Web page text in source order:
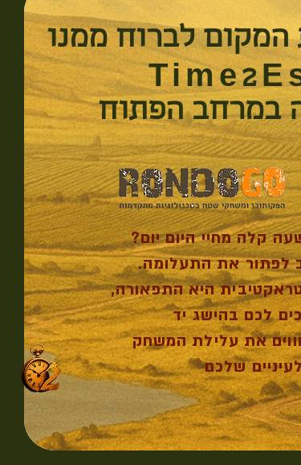
לברוח ממנו
במרחב הפתוח
קלה מחיי היום יום?
לפתור את התעלומה.
היא התפאורה,
לכם בהישג יד
את עלילת המשחק
שלכם